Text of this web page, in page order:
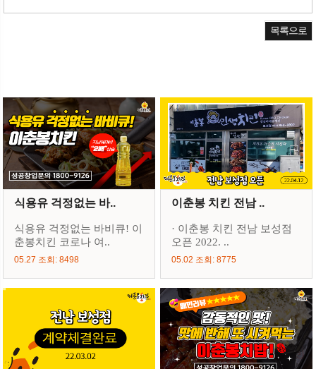
목록으로
식용유 걱정없는 바..
식용유 걱정없는 바비큐! 이
춘봉치킨 코로나 여..
05.27 조회: 8498
이춘봉 치킨 전남 ..
· 이춘봉 치킨 전남 보성점
오픈 2022. ..
05.02 조회: 8775